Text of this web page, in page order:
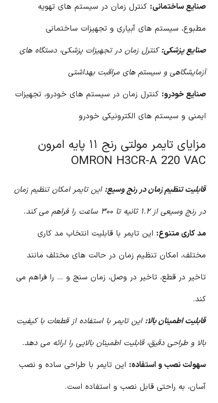
صنایع ساختمانی: کنترل زمان در سیستم های تهویه
مطبوع، سیستم های آبیاری و تجهیزات ساختمانی
صنایع پزشکی:کنترل زمان در تجهیزات پزشکی، دستگاه های
آزمایشگاهی و سیستم های مراقبت بهداشتی
صنایع خودرو: کنترل زمان در سیستم های خودرو، تجهیزات
ایمنی و سیستم های الکترونیکی خودرو
مزایای تایمر مولتی رنج ۱۱ پایه امرون
OMRON H3CR-A 220 VAC
قابلیت تنظیم زمان در رنج وسیع: این تایمر امکان تنظیم زمان
در رنج وسیعی از ۱.۲ ثانیه تا ۳۰۰ ساعت را فراهم می کند.
مد کاری متنوع: این تایمر با قابلیت انتخاب مد کاری
مختلف، امکان تنظیم زمان در حالت های مختلف مانند
تاخیر در قطع، تاخیر در وصل، زمان سنج و … را فراهم می
کند.
قابلیت اطمینان بالا: این تایمر با استفاده از قطعات با کیفیت
بالا و طراحی دقیق، قابلیت اطمینان بالایی را ارائه می دهد.
سهولت نصب و استفاده: این تایمر با طراحی ساده و نصب
آسان، به راحتی قابل نصب و استفاده است.